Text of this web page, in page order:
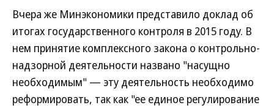
Вчера же Минэкономики представило доклад об
итогах государственного контроля в 2015 году. В
нем принятие комплексного закона о контрольно-
надзорной деятельности названо "насущно
необходимым" — эту деятельность необходимо
реформировать, так как "ее единое регулирование